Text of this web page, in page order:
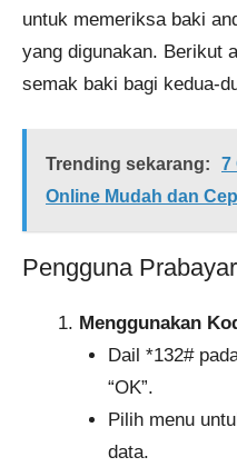
untuk memeriksa baki
yang digunakan. Berikut
semak baki bagi kedua-
Trending sekarang:
7
Online Mudah dan
Pengguna Prabayar
Menggunakan
Dail *132#
“OK”.
Pilih menu
data.